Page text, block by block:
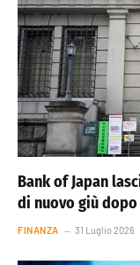
Bank of Japan
di nuovo giù
FINANZA 31 Luglio 2026